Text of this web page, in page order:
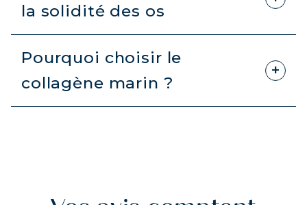
la solidité des os
Pourquoi choisir le
collagène marin ?